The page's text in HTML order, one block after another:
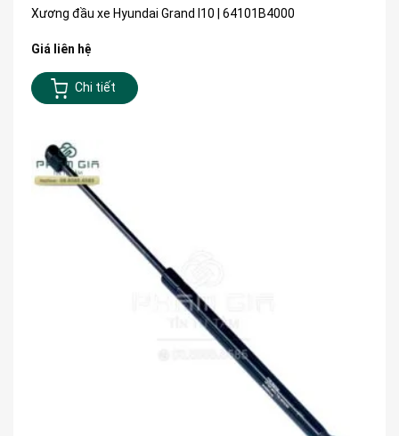
Xương đầu xe Hyundai Grand I10 | 64101B4000
Giá liên hệ
Chi tiết